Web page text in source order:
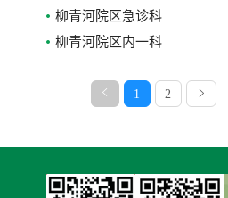
柳青河院区急诊科
柳青河院区内一科
1 2